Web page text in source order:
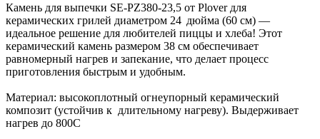
Камень для выпечки SE-PZ380-23,5 от Plover для
керамических грилей диаметром 24 дюйма (60 см) —
идеальное решение для любителей пиццы и хлеба! Этот
керамический камень размером 38 см обеспечивает
равномерный нагрев и запекание, что делает процесс
приготовления быстрым и удобным.
Материал: высокоплотный огнеупорный керамический
композит (устойчив к длительному нагреву). Выдерживает
нагрев до 800С